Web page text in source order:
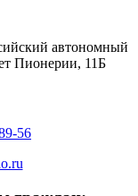
автономный
Пионерии, 11Б
56